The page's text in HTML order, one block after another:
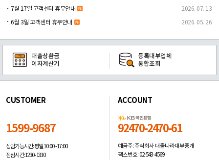
7월 17일 고객센터 휴무안내 2026. 07. 13
6월 3일 고객센터 휴무안내 2026. 05. 26
대출상환금
이자계산기
등록대부업체
통합조회
CUSTOMER
1599-9687
상담가능시간: 평일10:00 -17:00
점심시간: 12:30 - 13:30
ACCOUNT
92470-2470-61
예금주: 주식회사 대출나라대부중개
팩스번호: 02-543-4569